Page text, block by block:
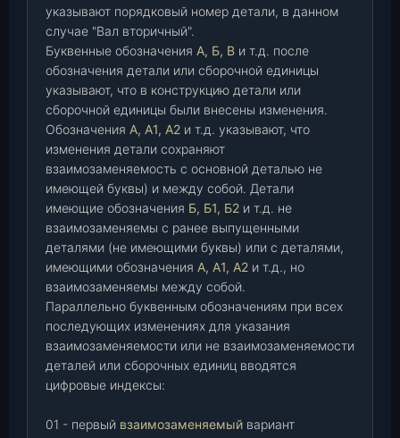
указывают порядковый номер детали, в данном
случае "Вал вторичный".
Буквенные обозначения А, Б, В и т.д. после
обозначения детали или сборочной единицы
указывают, что в конструкцию детали или
сборочной единицы были внесены изменения.
Обозначения А, А1, А2 и т.д. указывают, что
изменения детали сохраняют
взаимозаменяемость с основной деталью не
имеющей буквы) и между собой. Детали
имеющие обозначения Б, Б1, Б2 и т.д. не
взаимозаменяемы с ранее выпущенными
деталями (не имеющими буквы) или с деталями,
имеющими обозначения А, А1, А2 и т.д., но
взаимозаменяемы между собой.
Параллельно буквенным обозначениям при всех
последующих изменениях для указания
взаимозаменяемости или не взаимозаменяемости
деталей или сборочных единиц вводятся
цифровые индексы:
01 - первый взаимозаменяемый вариант